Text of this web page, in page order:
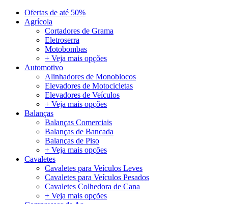
Ofertas de até 50%
Agrícola
Cortadores de Grama
Eletroserra
Motobombas
+ Veja mais opções
Automotivo
Alinhadores de Monoblocos
Elevadores de Motocicletas
Elevadores de Veículos
+ Veja mais opções
Balanças
Balanças Comerciais
Balanças de Bancada
Balanças de Piso
+ Veja mais opções
Cavaletes
Cavaletes para Veículos Leves
Cavaletes para Veículos Pesados
Cavaletes Colhedora de Cana
+ Veja mais opções